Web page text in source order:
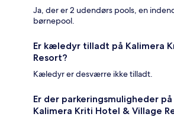
Ja, der er 2 udendørs pools, en
børnepool.
Er kæledyr tilladt på Kalimera
Resort?
Kæledyr er desværre ikke tilladt.
Er der parkeringsmuligheder
Kalimera Kriti Hotel & Village